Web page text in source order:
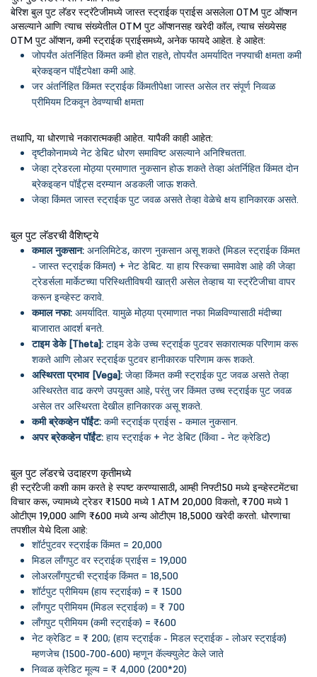
बेरिश बुल पुट लॅडर स्ट्रॅटेजीमध्ये जास्त स्ट्राईक प्राईस असलेला OTM पुट ऑप्शन
असल्याने आणि त्याच संख्येतील OTM पुट ऑप्शनसह खरेदी कॉल, त्याच संख्येसह
OTM पुट ऑप्शन, कमी स्ट्राईक प्राईसमध्ये, अनेक फायदे आहेत. हे आहेत:
जोपर्यंत अंतर्निहित किंमत कमी होत राहते, तोपर्यंत अमर्यादित नफ्याची क्षमता कमी
ब्रेकइव्हन पॉईंटपेक्षा कमी आहे.
जर अंतर्निहित किंमत स्ट्राईक किंमतीपेक्षा जास्त असेल तर संपूर्ण निव्वळ
प्रीमियम टिकवून ठेवण्याची क्षमता
तथापि, या धोरणाचे नकारात्मकही आहेत. यापैकी काही आहेत:
दृष्टीकोनामध्ये नेट डेबिट धोरण समाविष्ट असल्याने अनिश्चितता.
जेव्हा ट्रेडरला मोठ्या प्रमाणात नुकसान होऊ शकते तेव्हा अंतर्निहित किंमत दोन
ब्रेकइव्हन पॉईंट्स दरम्यान अडकली जाऊ शकते.
जेव्हा किंमत जास्त स्ट्राईक पुट जवळ असते तेव्हा वेळेचे क्षय हानिकारक असते.
बुल पुट लॅडरची वैशिष्ट्ये
कमाल नुकसान: अनलिमिटेड, कारण नुकसान असू शकते (मिडल स्ट्राईक किंमत
- जास्त स्ट्राईक किंमत) + नेट डेबिट. या हाय रिस्कचा समावेश आहे की जेव्हा
ट्रेडर्सला मार्केटच्या परिस्थितीविषयी खात्री असेल तेव्हाच या स्ट्रॅटेजीचा वापर
करून इन्व्हेस्ट करावे.
कमाल नफा: अमर्यादित. यामुळे मोठ्या प्रमाणात नफा मिळविण्यासाठी मंदीच्या
बाजारात आदर्श बनते.
टाइम डेके [Theta]: टाइम डेके उच्च स्ट्राईक पुटवर सकारात्मक परिणाम करू
शकते आणि लोअर स्ट्राईक पुटवर हानीकारक परिणाम करू शकते.
अस्थिरता प्रभाव [Vega]: जेव्हा किंमत कमी स्ट्राईक पुट जवळ असते तेव्हा
अस्थिरतेत वाढ करणे उपयुक्त आहे, परंतु जर किंमत उच्च स्ट्राईक पुट जवळ
असेल तर अस्थिरता देखील हानिकारक असू शकते.
कमी ब्रेकव्हेन पॉईंट: कमी स्ट्राईक प्राईस - कमाल नुकसान.
अपर ब्रेकव्हेन पॉईंट: हाय स्ट्राईक + नेट डेबिट (किंवा - नेट क्रेडिट)
बुल पुट लॅडरचे उदाहरण कृतीमध्ये
ही स्ट्रॅटेजी कशी काम करते हे स्पष्ट करण्यासाठी, आम्ही निफ्टी50 मध्ये इन्व्हेस्टमेंटचा
विचार करू, ज्यामध्ये ट्रेडर ₹1500 मध्ये 1 ATM 20,000 विकतो, ₹700 मध्ये 1
ओटीएम 19,000 आणि ₹600 मध्ये अन्य ओटीएम 18,5000 खरेदी करतो. धोरणाचा
तपशील येथे दिला आहे:
शॉर्टपुटवर स्ट्राईक किंमत = 20,000
मिडल लाँगपुट वर स्ट्राईक प्राईस = 19,000
लोअरलाँगपुटची स्ट्राईक किंमत = 18,500
शॉर्टपुट प्रीमियम (हाय स्ट्राईक) = ₹ 1500
लाँगपुट प्रीमियम (मिडल स्ट्राईक) = ₹ 700
लाँगपुट प्रीमियम (कमी स्ट्राईक) = ₹600
नेट क्रेडिट = ₹ 200; (हाय स्ट्राईक - मिडल स्ट्राईक - लोअर स्ट्राईक)
म्हणजेच (1500-700-600) म्हणून कॅल्क्युलेट केले जाते
निव्वळ क्रेडिट मूल्य = ₹ 4,000 (200*20)